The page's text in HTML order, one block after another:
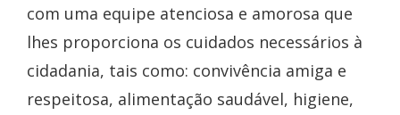
com uma equipe atenciosa e amorosa que
lhes proporciona os cuidados necessários à
cidadania, tais como: convivência amiga e
respeitosa, alimentação saudável, higiene,